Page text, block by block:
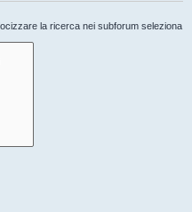
la ricerca nei subforum seleziona